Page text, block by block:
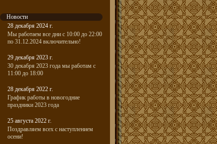
Новости
28 декабря 2024 г.
Мы работаем все дни с 10:00 до 22:00
по 31.12.2024 включительно!
29 декабря 2023 г.
30 декабря 2023 года мы работам с
11:00 до 18:00
28 декабря 2022 г.
График работы в новогодние
праздники 2023 года
25 августа 2022 г.
Поздравляем всех с наступлением
осени!